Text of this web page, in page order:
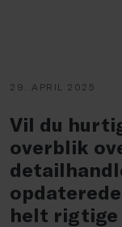
29. APRIL 2025
Vil du
overblik
helt rigtige